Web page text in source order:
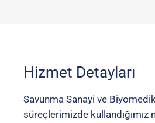
Hizmet Detayları
Savunma Sanayi ve
süreçlerimizde